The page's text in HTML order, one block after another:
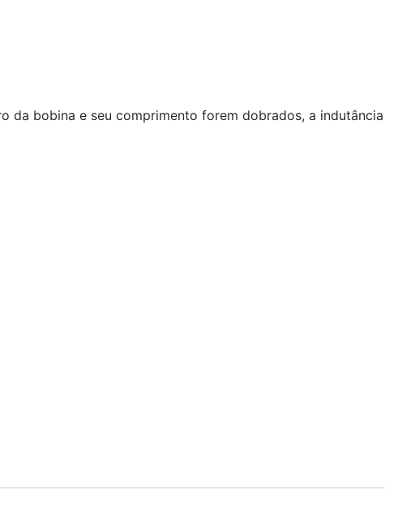
da bobina e seu comprimento forem dobrados, a indutância